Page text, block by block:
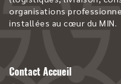
organisations
installées au cœur du MIN.
Contact Accueil